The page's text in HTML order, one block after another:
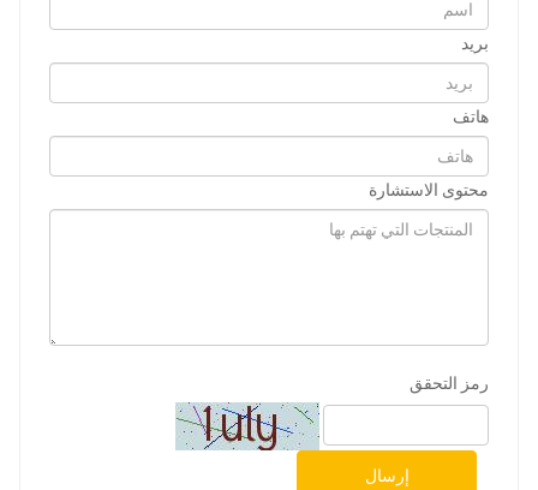
بريد
هاتف
محتوى الاستشارة
رمز التحقق
إرسال